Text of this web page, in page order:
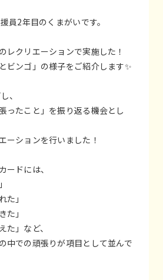
員2年目のくまがいです。
レクリエーションで実施した！
ビンゴ」の様子をご紹介します✨
、
ったこと」を振り返る機会とし
ーションを行いました！
ードには、
た」
た」
た」など、
中での頑張りが項目として並んで